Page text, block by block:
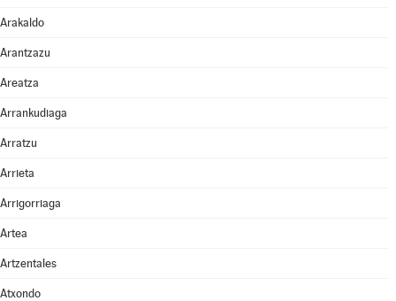
Arakaldo
Arantzazu
Areatza
Arrankudiaga
Arratzu
Arrieta
Arrigorriaga
Artea
Artzentales
Atxondo